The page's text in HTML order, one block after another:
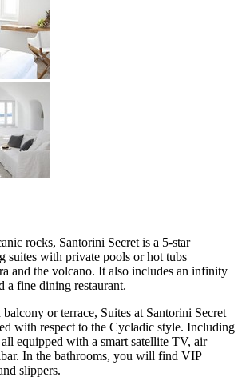
rocks, Santorini Secret is a 5-star
suites with private pools or hot tubs
and the volcano. It also includes an infinity
a fine dining restaurant.
or terrace, Suites at Santorini Secret
with respect to the Cycladic style. Including
equipped with a smart satellite TV, air
In the bathrooms, you will find VIP
slippers.